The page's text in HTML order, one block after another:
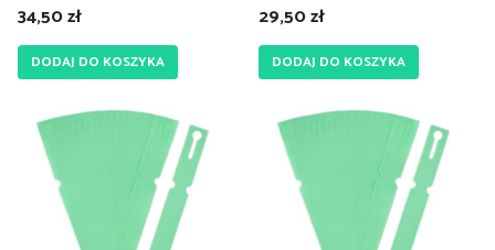
34,50zł
DODAJ DO KOSZYKA
29,50zł
DODAJ DO KOSZYKA